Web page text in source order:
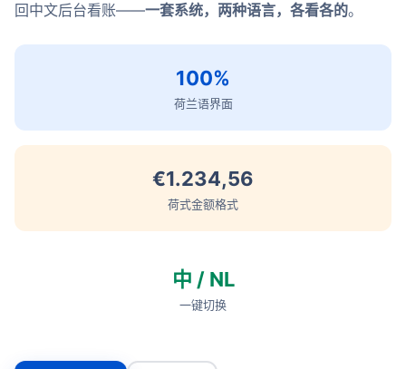
回中文后台看账——一套系统，两种语言，各看各的。
100%
荷兰语界面
€1.234,56
荷式金额格式
中 / NL
一键切换